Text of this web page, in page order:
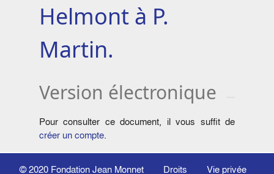
Helmont à P.
Martin.
Version électronique
Pour consulter ce document, il vous suffit de
créer un compte.
© 2020 Fondation Jean Monnet Droits Vie privée